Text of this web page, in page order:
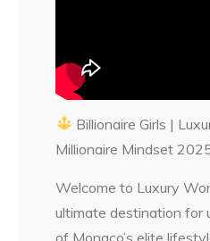
Billionaire Girls |
Millionaire Mindset
Welcome to Luxury
ultimate destination for
of Monaco’s elite